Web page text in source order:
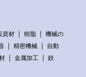
資材 樹脂
機械の
精密機械
自動
金属加工
鉄